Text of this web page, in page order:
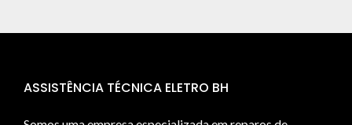
ASSISTÊNCIA TÉCNICA ELETRO BH